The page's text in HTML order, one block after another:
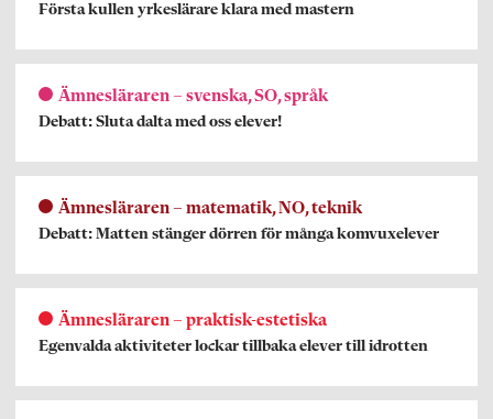
Första kullen yrkeslärare klara med mastern
Ämnesläraren – svenska, SO, språk
Debatt: Sluta dalta med oss elever!
Ämnesläraren – matematik, NO, teknik
Debatt: Matten stänger dörren för många komvuxelever
Ämnesläraren – praktisk-estetiska
Egenvalda aktiviteter lockar tillbaka elever till idrotten